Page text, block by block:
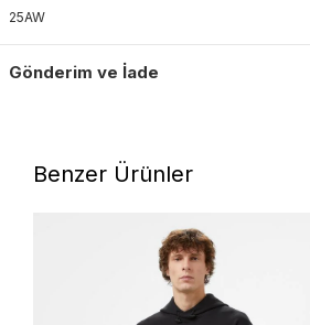
25AW
Gönderim ve İade
Benzer Ürünler